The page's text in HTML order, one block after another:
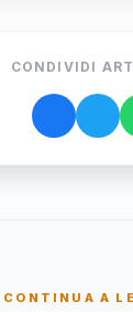
CONDIVIDI
CONTINUA A